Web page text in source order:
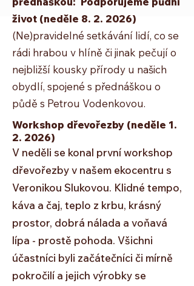
život (neděle 8. 2. 2026)
(Ne)pravidelné setkávání lidí, co se
rádi hrabou v hlíně či jinak pečují o
nejbližší kousky přírody u našich
obydlí, spojené s přednáškou o
půdě s Petrou Vodenkovou.
Workshop dřevořezby (neděle 1.
2. 2026)
V neděli se konal první workshop
dřevořezby v našem ekocentru s
Veronikou Slukovou. Klidné tempo,
káva a čaj, teplo z krbu, krásný
prostor, dobrá nálada a voňavá
lípa - prostě pohoda. Všichni
účastníci byli začátečníci či mírně
pokročilí a jejich výrobky se